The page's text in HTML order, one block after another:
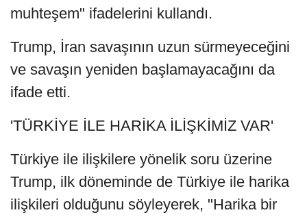
muhteşem" ifadelerini kullandı.
Trump, İran savaşının uzun sürmeyeceğini
ve savaşın yeniden başlamayacağını da
ifade etti.
'TÜRKİYE İLE HARİKA İLİŞKİMİZ VAR'
Türkiye ile ilişkilere yönelik soru üzerine
Trump, ilk döneminde de Türkiye ile harika
ilişkileri olduğunu söyleyerek, "Harika bir